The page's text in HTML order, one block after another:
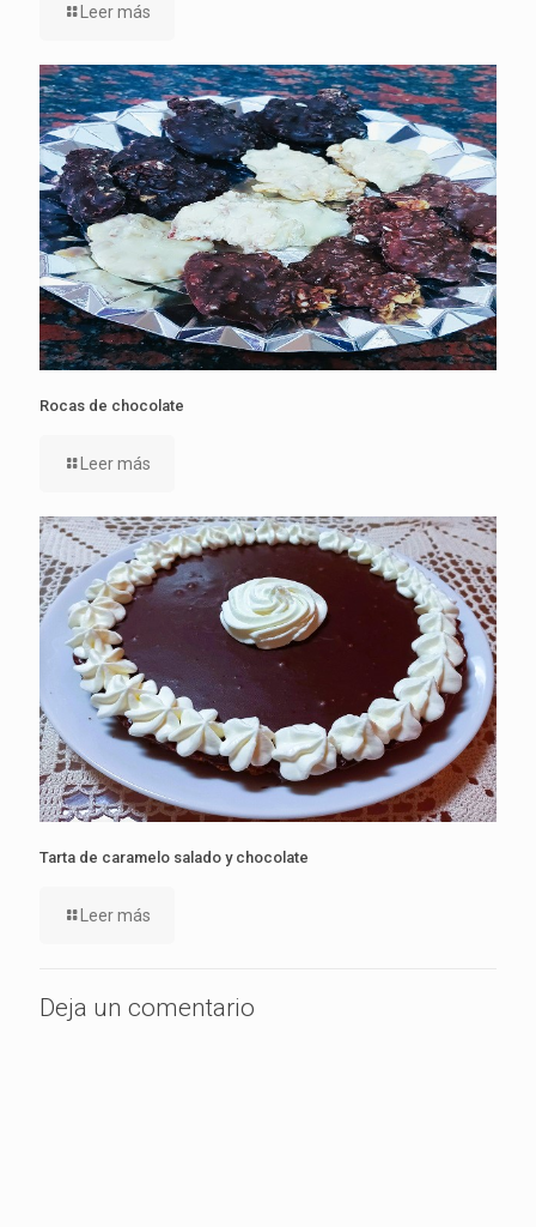
Leer más
Rocas de chocolate
Leer más
Tarta de caramelo salado y chocolate
Leer más
Deja un comentario